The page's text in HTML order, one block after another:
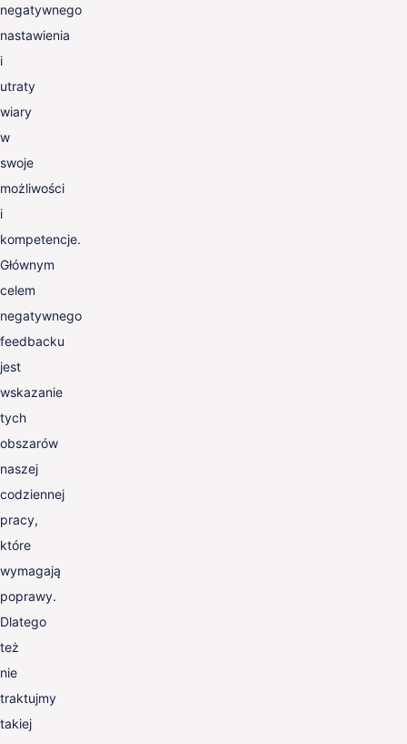
negatywnego
nastawienia
i
utraty
wiary
w
swoje
możliwości
i
kompetencje.
Głównym
celem
negatywnego
feedbacku
jest
wskazanie
tych
obszarów
naszej
codziennej
pracy,
które
wymagają
poprawy.
Dlatego
też
nie
traktujmy
takiej